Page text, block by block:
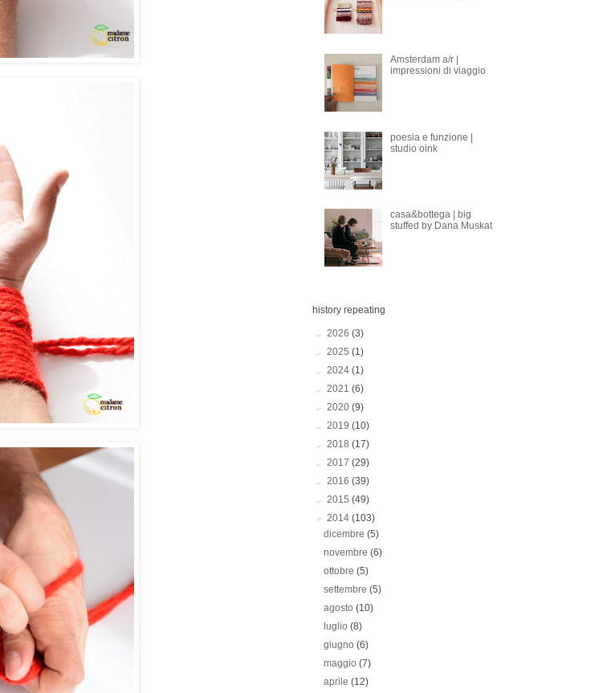
Amsterdam a/r |
impressioni di viaggio
poesia e funzione |
studio oink
casa&bottega | big
stuffed by Dana Muskat
history repeating
► 2026 (3)
► 2025 (1)
► 2024 (1)
► 2021 (6)
► 2020 (9)
► 2019 (10)
► 2018 (17)
► 2017 (29)
► 2016 (39)
► 2015 (49)
▼ 2014 (103)
dicembre(5)
novembre(6)
ottobre(5)
settembre(5)
agosto(10)
luglio(8)
giugno(6)
maggio(7)
aprile(12)